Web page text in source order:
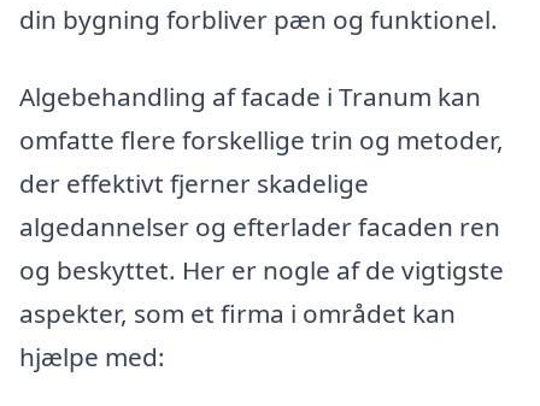
din bygning forbliver pæn og funktionel.
Algebehandling af facade i Tranum kan
omfatte flere forskellige trin og metoder,
der effektivt fjerner skadelige
algedannelser og efterlader facaden ren
og beskyttet. Her er nogle af de vigtigste
aspekter, som et firma i området kan
hjælpe med: